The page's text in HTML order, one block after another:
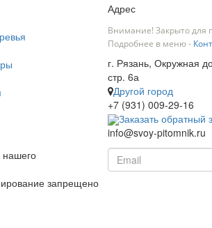
Адрес
Внимание! Закрыто для
Подробнее в меню -
г. Рязань, Окружная
стр. 6а
Другой город
+7 (931) 009-29-16
Заказать обратный
info@svoy-pitomnik.ru
нашего
запрещено